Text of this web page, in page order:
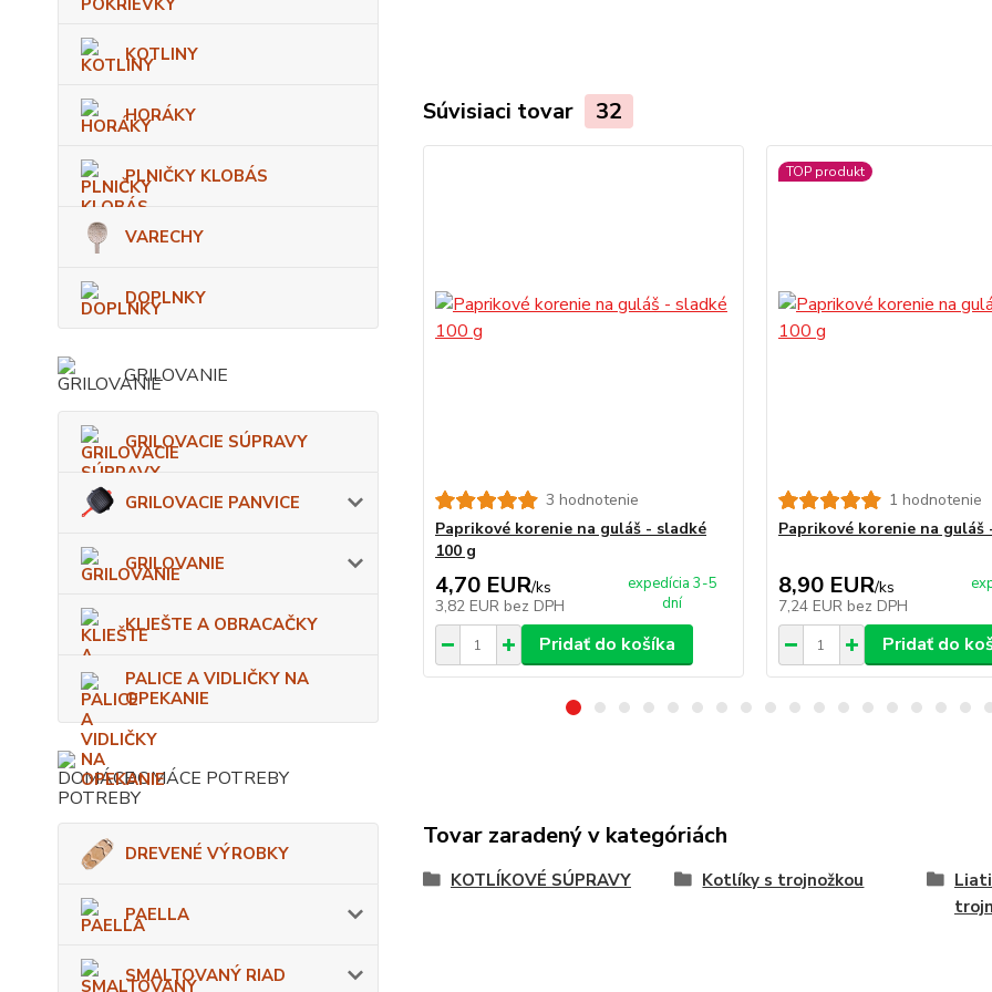
KOTLINY
HORÁKY
PLNIČKY KLOBÁS
VARECHY
DOPLNKY
GRILOVANIE
GRILOVACIE SÚPRAVY
GRILOVACIE PANVICE
GRILOVANIE
KLIEŠTE A OBRACAČKY
PALICE A VIDLIČKY NA
OPEKANIE
DOMÁCE POTREBY
DREVENÉ VÝROBKY
PAELLA
SMALTOVANÝ RIAD
Súvisiaci tovar 32
3 hodnotenie
Paprikové korenie na guláš - sladké
100 g
4,70 EUR/ks
3,82 EUR bez DPH
expedícia 3-5
dní
Pridať do košíka
TOP produkt
1 hodnotenie
Paprikové korenie na guláš
8,90 EUR/ks
7,24 EUR bez DPH
Pridať do
Tovar zaradený v kategóriách
KOTLÍKOVÉ SÚPRAVY Kotlíky s trojnožkou